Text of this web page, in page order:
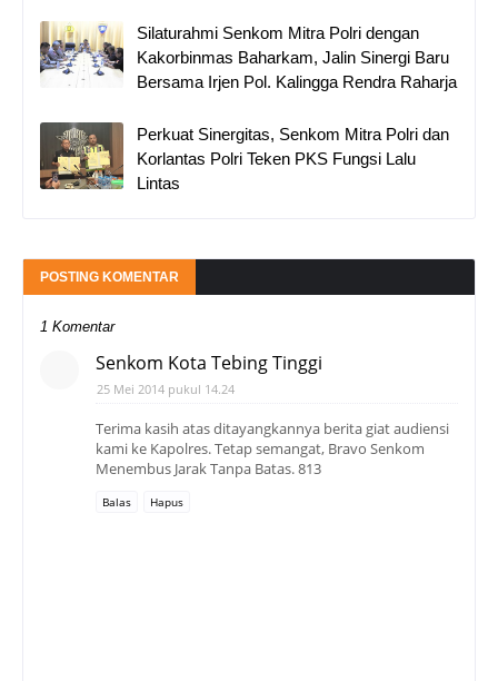
Silaturahmi Senkom Mitra Polri dengan
Kakorbinmas Baharkam, Jalin Sinergi Baru
Bersama Irjen Pol. Kalingga Rendra Raharja
Perkuat Sinergitas, Senkom Mitra Polri dan
Korlantas Polri Teken PKS Fungsi Lalu
Lintas
POSTING KOMENTAR
1 Komentar
Senkom Kota Tebing Tinggi
25 Mei 2014 pukul 14.24
Terima kasih atas ditayangkannya berita giat audiensi
kami ke Kapolres. Tetap semangat, Bravo Senkom
Menembus Jarak Tanpa Batas. 813
Balas Hapus